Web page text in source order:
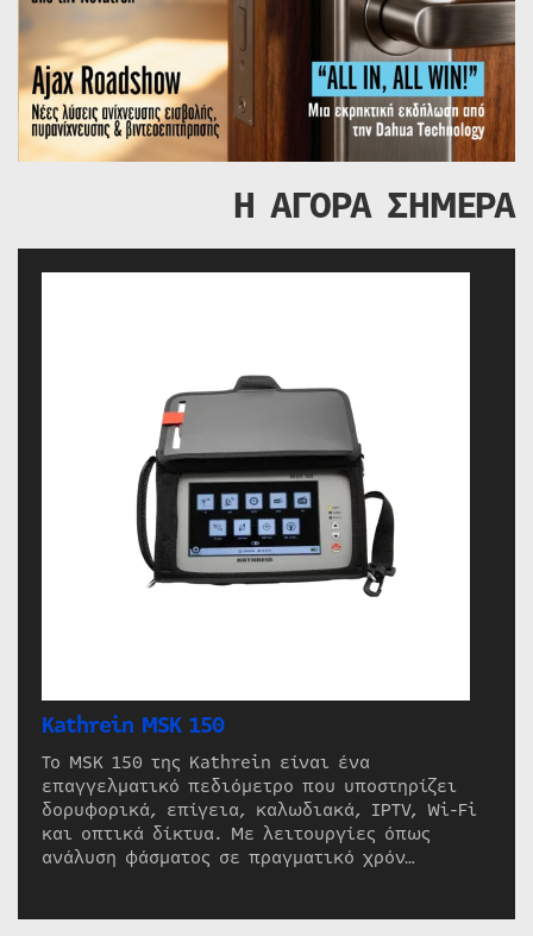
Η ΑΓΟΡΑ ΣΗΜΕΡΑ
Kathrein MSK 150
Το MSK 150 της Kathrein είναι ένα
επαγγελματικό πεδιόμετρο που υποστηρίζει
δορυφορικά, επίγεια, καλωδιακά, IPTV, Wi-Fi
και οπτικά δίκτυα. Με λειτουργίες όπως
ανάλυση φάσματος σε πραγματικό χρόν…